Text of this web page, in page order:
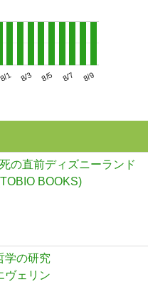
8/1 8/3 8/5 8/7 8/9
の直前ディズニーランド
BOOKS)
学の研究
ヴェリン